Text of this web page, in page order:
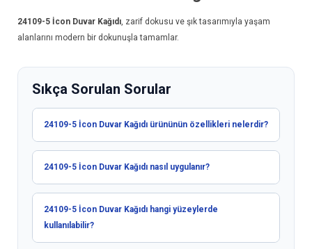
24109-5 İcon Duvar Kağıdı , zarif dokusu ve şık tasarımıyla yaşam
alanlarını modern bir dokunuşla tamamlar.
Sıkça Sorulan Sorular
24109-5 İcon Duvar Kağıdı ürününün özellikleri nelerdir?
24109-5 İcon Duvar Kağıdı nasıl uygulanır?
24109-5 İcon Duvar Kağıdı hangi yüzeylerde
kullanılabilir?